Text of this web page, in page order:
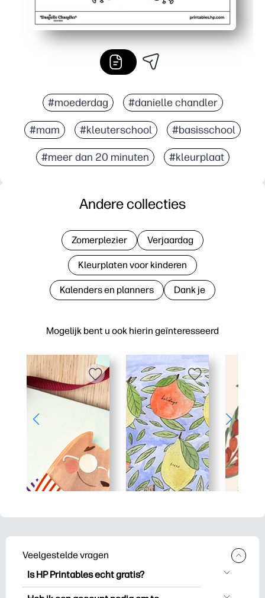
#moederdag #danielle chandler
#mam #kleuterschool #basisschool
#meer dan 20 minuten #kleurplaat
Mogelijk bent u ook hierin geïnteresseerd
Andere collecties
Zomerplezier Verjaardag
Kleurplaten voor kinderen
Kalenders en planners Dank je
Veelgestelde vragen
Is HP Printables echt gratis?
HP Printables biedt meer dan 2.500